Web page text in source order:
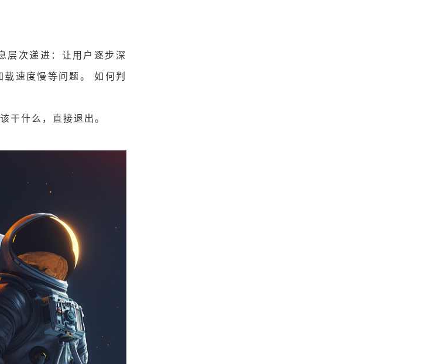
层次递进：让用户逐步深
速度慢等问题。 如何判
干什么，直接退出。